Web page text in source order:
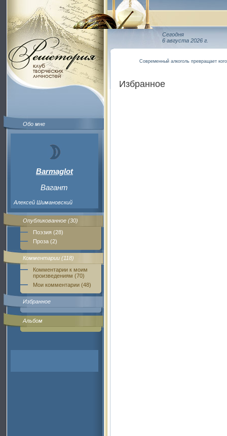
Обо мне
Barmaglot
Вагант
Алексей Шимановский
Опубликованное (30)
Поэзия (28)
Проза (2)
Комментарии (118)
Комментарии к моим
произведениям (70)
Мои комментарии (48)
Избранное
Альбом
Сегодня
6 августа 2026 г.
Современный алкоголь превращает
Избранное